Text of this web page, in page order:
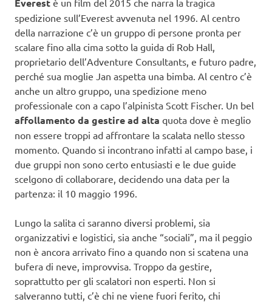
spedizione sull’Everest avvenuta nel 1996. Al centro
della narrazione c’è un gruppo di persone pronta per
scalare fino alla cima sotto la guida di Rob Hall,
proprietario dell’Adventure Consultants, e futuro padre,
perché sua moglie Jan aspetta una bimba. Al centro c’è
anche un altro gruppo, una spedizione meno
professionale con a capo l’alpinista Scott Fischer. Un bel
affollamento da gestire ad alta quota dove è meglio
non essere troppi ad affrontare la scalata nello stesso
momento. Quando si incontrano infatti al campo base, i
due gruppi non sono certo entusiasti e le due guide
scelgono di collaborare, decidendo una data per la
partenza: il 10 maggio 1996.
Lungo la salita ci saranno diversi problemi, sia
organizzativi e logistici, sia anche “sociali”, ma il peggio
non è ancora arrivato fino a quando non si scatena una
bufera di neve, improvvisa. Troppo da gestire,
soprattutto per gli scalatori non esperti. Non si
salveranno tutti, c’è chi ne viene fuori ferito, chi